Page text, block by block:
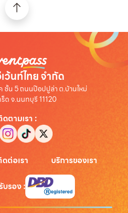
ว้นท์ไทย จำกัด
ชั้น 5 ถนนป๊อปปูล่า ต.บ้านใหม่
ด จ.นนทบุรี 11120
ดตามเรา :
ต่อเรา บริการของเรา
บรอง: